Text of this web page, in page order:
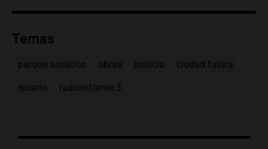
Temas
parque acuatico obras justicia ciudad futura
rosario radioinforme 3